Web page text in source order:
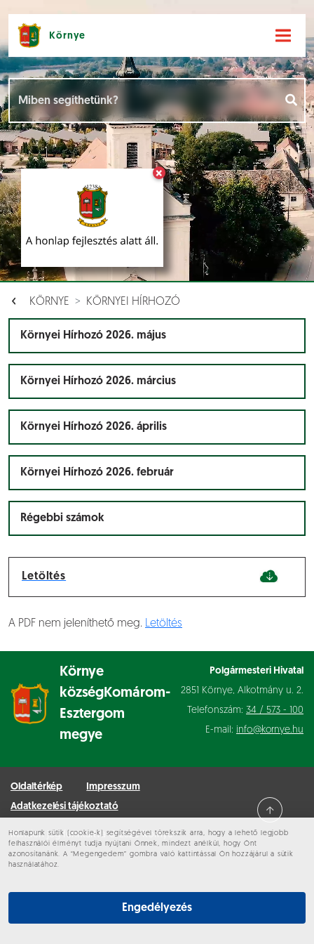
Honlapunk sütik (cookie-k) segítségével törekszik arra, hogy a lehető legjobb
felhasználói élményt tudja nyújtani Önnek, mindezt anélkül, hogy Önt
azonosítanánk. A “Megengedem” gombra való kattintással Ön hozzájárul a sütik
használatához.
Engedélyezés
×
Környe
KÖRNYE KÖRNYEI HÍRHOZÓ
Környei Hírhozó 2026. május
Környei Hírhozó 2026. március
Környei Hírhozó 2026. április
Környei Hírhozó 2026. február
Régebbi számok
Letöltés
A PDF nem jeleníthető meg. Letöltés
Környe
községKomárom-
Esztergom
megye
Polgármesteri Hivatal
2851 Környe, Alkotmány u. 2.
Telefonszám: 34 / 573 - 100
E-mail: info@kornye.hu
Oldaltérkép
Impresszum
Adatkezelési tájékoztató
Minden jog fenntartva © 2026 Környe
Hírek [
Események []
Dokumentumok []
Aloldalak [ ]